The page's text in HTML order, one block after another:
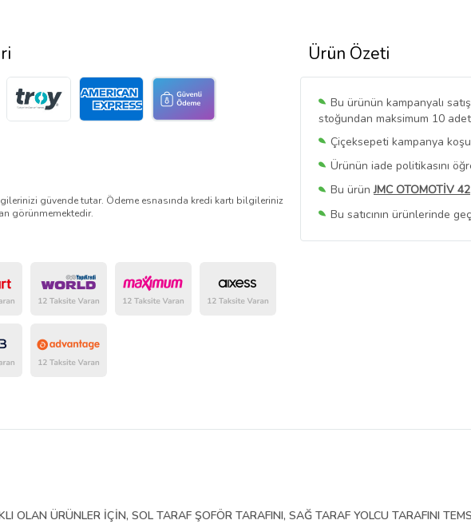
Ürün Özeti
Bu ürünün kampanyalı
stoğundan maksimum 10
Çiçeksepeti kampanya
Ürünün iade politikasını
Bu ürünJMC OTOMOTİV 42
Bu satıcının ürünlerinde
Bu SatıcınınTüm
güvende tutar. Ödeme esnasında kredi kartı bilgileriniz
görünmemektedir.
OLAN ÜRÜNLER İÇİN, SOL TARAF ŞOFÖR TARAFINI, SAĞ TARAF YOLCU TARAFINI